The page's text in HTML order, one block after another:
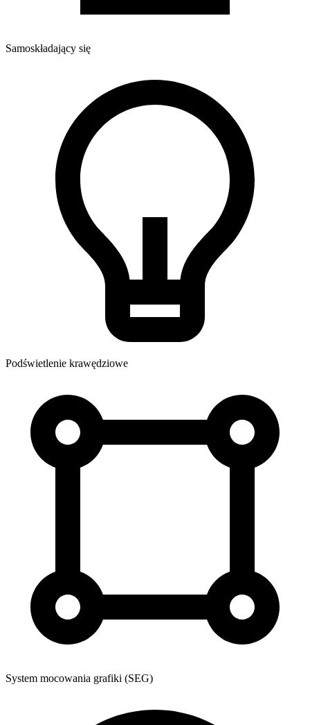
Samoskładający się
Podświetlenie krawędziowe
System mocowania grafiki (SEG)